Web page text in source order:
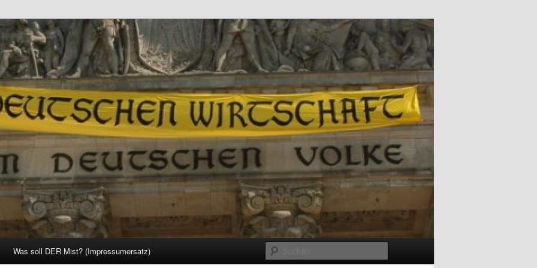
Was soll DER Mist? (Impressumersatz)